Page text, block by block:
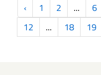
‹ 1 2 ... 6
12
... 18 19